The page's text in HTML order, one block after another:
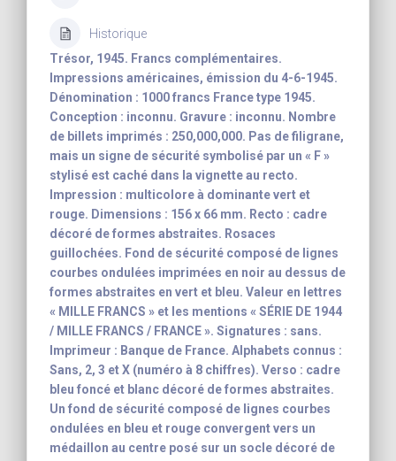
Historique
Trésor, 1945. Francs complémentaires.
Impressions américaines, émission du 4-6-1945.
Dénomination : 1000 francs France type 1945.
Conception : inconnu. Gravure : inconnu. Nombre
de billets imprimés : 250,000,000. Pas de filigrane,
mais un signe de sécurité symbolisé par un « F »
stylisé est caché dans la vignette au recto.
Impression : multicolore à dominante vert et
rouge. Dimensions : 156 x 66 mm. Recto : cadre
décoré de formes abstraites. Rosaces
guillochées. Fond de sécurité composé de lignes
courbes ondulées imprimées en noir au dessus de
formes abstraites en vert et bleu. Valeur en lettres
« MILLE FRANCS » et les mentions « SÉRIE DE 1944
/ MILLE FRANCS / FRANCE ». Signatures : sans.
Imprimeur : Banque de France. Alphabets connus :
Sans, 2, 3 et X (numéro à 8 chiffres). Verso : cadre
bleu foncé et blanc décoré de formes abstraites.
Un fond de sécurité composé de lignes courbes
ondulées en bleu et rouge convergent vers un
médaillon au centre posé sur un socle décoré de